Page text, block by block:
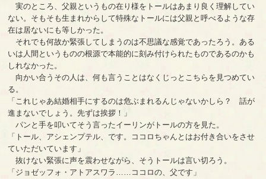
実のところ、父親というもの在り様をトールはあまり良く理解してい
ない。そもそも生まれからして特殊なトールには父親と呼べるような存
在は居ないにも等しかった。
それでも何故か緊張してしまうのは不思議な感覚であったろう。ある
いは人間というものの根源で本能的に刻み付けられたものであるのかも
しれなかった。
向かい合うその人は、何も言うことはなくじっとこちらを見つめてい
る。
「これじゃあ結婚相手にするのは危ぶまれるんじゃないかしら？ 話が
進まないでしょう。先ずは挨拶！」
パンと手を叩いてそう言ったイーリンがトールの方を見た。
「トール、アシェンプテル、です。ココロちゃんとはお付き合いをさせ
ていただいています」
抜けない緊張に声を震わせながら、そうトールは言い切ろう。
「ジョゼッフォ・アトアスワラ……ココロの、父です」